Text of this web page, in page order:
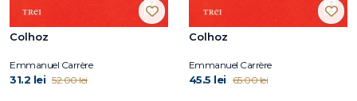
Colhoz
Emmanuel Carrère
31.2 lei 52.00 lei
Colhoz
Emmanuel Carrère
45.5 lei 65.00 lei